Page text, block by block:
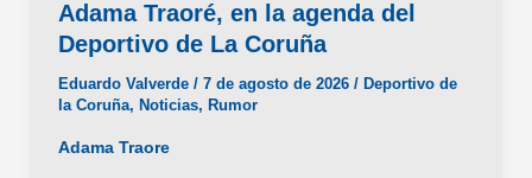
Adama Traoré, en la agenda del
Deportivo de La Coruña
Eduardo Valverde / 7 de agosto de 2026 / Deportivo de
la Coruña, Noticias, Rumor
Adama Traore